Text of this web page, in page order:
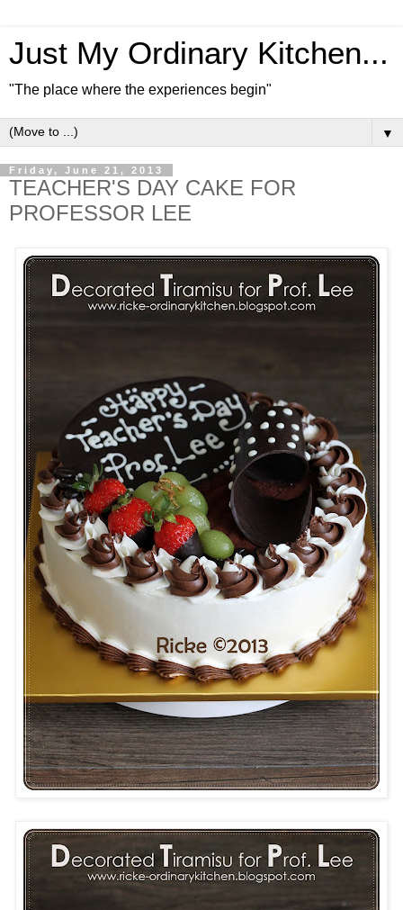
Just My Ordinary Kitchen...
"The place where the experiences begin"
▼
Friday, June 21, 2013
TEACHER'S DAY CAKE FOR
PROFESSOR LEE